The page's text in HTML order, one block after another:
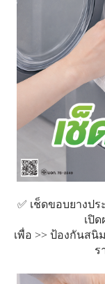
✅ เช็ดขอบยางปร
เปิ
เพื่อ >> ป้องกันส
ร